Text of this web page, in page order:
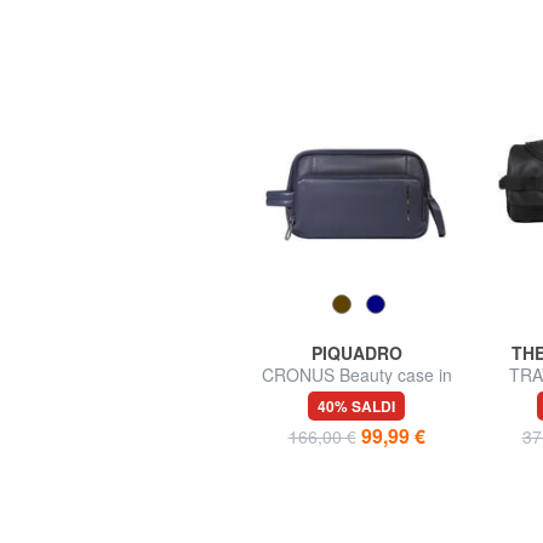
PIQUADRO
CRONUS Beauty case in
pelle
40% SALDI
166,00 € 99,99 €